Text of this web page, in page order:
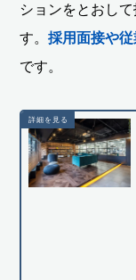
ションをとおし
す。採用面接や
です。